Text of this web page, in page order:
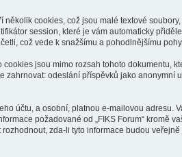
cookies, což jsou malé textové
session, které je vám automaticky
což vede k snažšímu a pohodlnějšímu
jsou mimo rozsah tohoto dokumentu,
odeslání příspěvků jako anonymní
účtu, a osobní, platnou e-mailovou adresu.
požadované od „FIKS Forum“ kromě
zda-li tyto informace budou